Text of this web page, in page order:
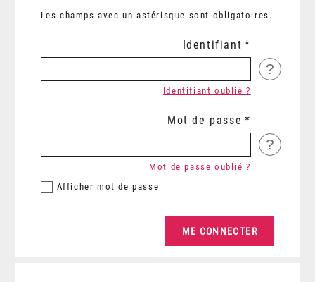
Les champs avec un astérisque sont obligatoires.
Identifiant
?
Identifiant oublié ?
Mot de passe
?
Afficher mot de passe
Mot de passe oublié ?